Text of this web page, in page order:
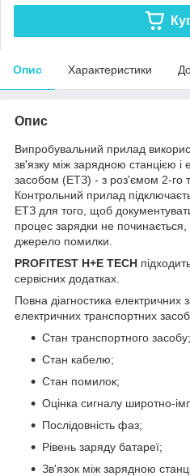
Опис Характеристики
Опис
Випробувальний прилад
зв'язку між зарядною станцією
засобом (ЕТЗ) - з роз'ємом 2-го
Контрольний прилад
ЕТЗ для того, щоб
процес зарядки не починається,
джерело помилки.
PROFITEST H+E TECH
сервісних додатках.
Повна діагностика електричних
електричних транспортних
Стан транспортного засобу;
Стан кабелю;
Стан помилок;
Оцінка сигналу широтно-
Послідовність фаз;
Рівень заряду батареї;
Зв'язок між зарядною